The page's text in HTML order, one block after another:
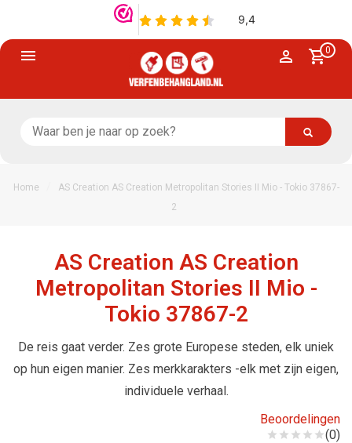
0
Home
AS Creation AS Creation Metropolitan Stories II Mio - Tokio 37867-
2
AS Creation AS Creation
Metropolitan Stories II Mio -
Tokio 37867-2
De reis gaat verder. Zes grote Europese steden, elk uniek
op hun eigen manier. Zes merkkarakters -elk met zijn eigen,
individuele verhaal.
Beoordelingen
(0)